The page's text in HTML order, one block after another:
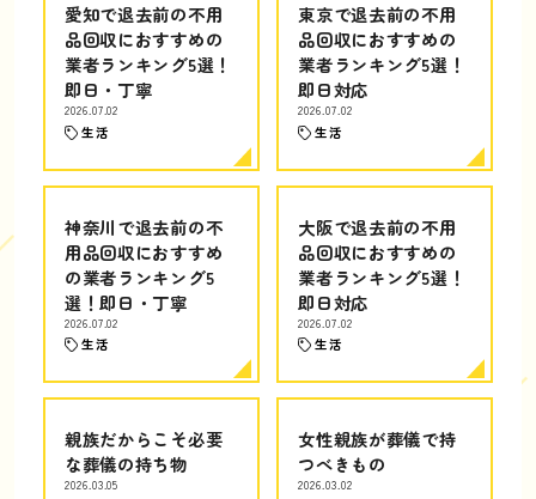
愛知で退去前の不用
品回収におすすめの
業者ランキング5選！
即日・丁寧
2026.07.02
生活
東京で退去前の不用
品回収におすすめの
業者ランキング5選！
即日対応
2026.07.02
生活
神奈川で退去前の不
用品回収におすすめ
の業者ランキング5
選！即日・丁寧
2026.07.02
生活
大阪で退去前の不用
品回収におすすめの
業者ランキング5選！
即日対応
2026.07.02
生活
親族だからこそ必要
な葬儀の持ち物
2026.03.05
女性親族が葬儀で持
つべきもの
2026.03.02